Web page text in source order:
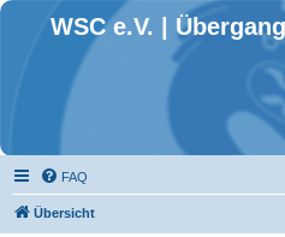
WSC e.V. |
FAQ
Übersicht